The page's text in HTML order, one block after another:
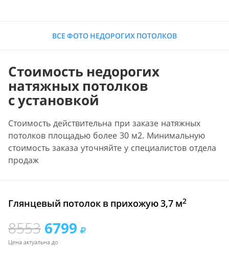
ВСЕ ФОТО НЕДОРОГИХ ПОТОЛКОВ
Стоимость недорогих
натяжных потолков
с установкой
Стоимость действительна при заказе натяжных
потолков площадью более 30 м2. Минимальную
стоимость заказа уточняйте у специалистов отдела
продаж
Глянцевый потолок в прихожую 3,7 м2
8553 6799
Цена актуальна до